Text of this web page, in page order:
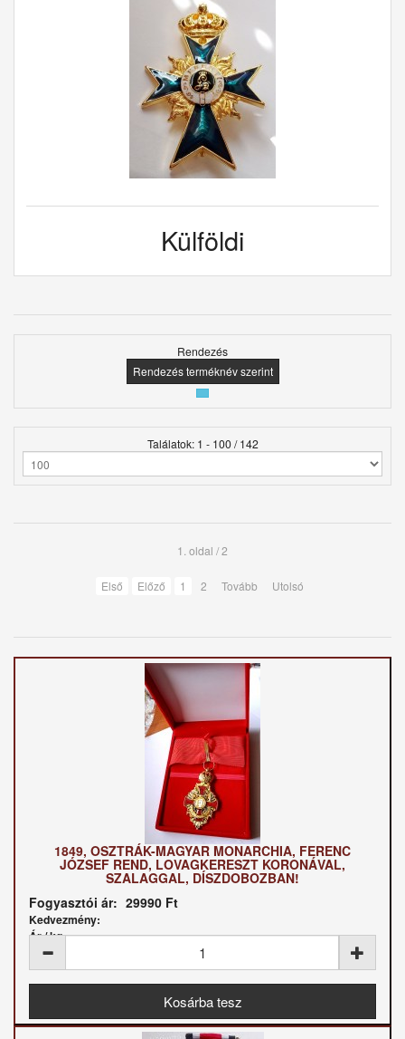
Külföldi
Rendezés
Rendezés terméknév szerint
Találatok: 1 - 100 / 142
1. oldal / 2
Első Előző 1 2 Tovább Utolsó
1849, OSZTRÁK-MAGYAR MONARCHIA, FERENC
JÓZSEF REND, LOVAGKERESZT KORONÁVAL,
SZALAGGAL, DÍSZDOBOZBAN!
Fogyasztói ár: 29990 Ft
Kedvezmény:
Ár / kg: